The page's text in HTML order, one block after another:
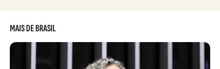
MAIS DE BRASIL